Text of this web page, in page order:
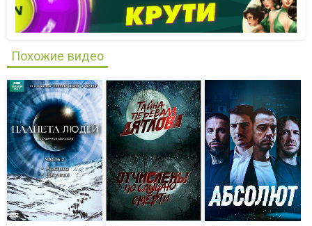
Похожие видео